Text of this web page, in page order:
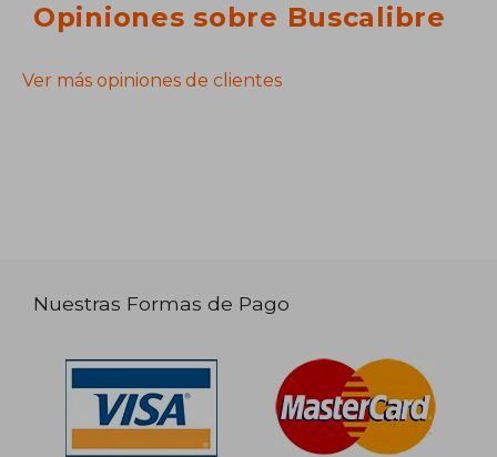
Opiniones sobre Buscalibre
Ver más opiniones de clientes
Nuestras Formas de Pago